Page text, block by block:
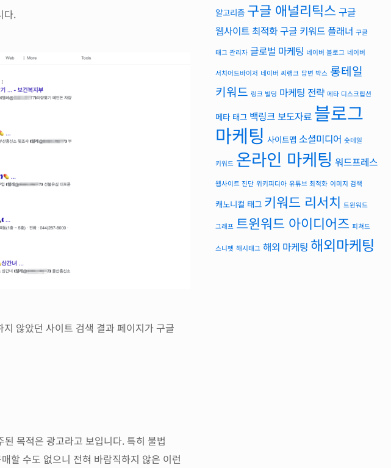
다.
않았던 사이트 검색 결과 페이지가 구글
목적은 광고라고 보입니다. 특히 불법
할 수도 없으니 전혀 바람직하지 않은 이런
알고리즘 구글 애널리틱스구글
웹사이트 최적화구글 키워드 플래너 구글
태그 관리자 글로벌 마케팅 네이버 블로그 네이버
서치어드바이저 네이버 씨랭크 답변 박스 롱테일
키워드 링크 빌딩 마케팅 전략 메타 디스크립션
메타 태그 백링크보도자료 블로그
마케팅 사이트맵 소셜미디어 숏테일
키워드 온라인 마케팅 워드프레스
웹사이트 진단 위키피디아 유튜브 최적화 이미지 검색
캐노니컬 태그 키워드 리서치 트윈워드
그래프 트윈워드 아이디어즈 피쳐드
스니펫 해시태그 해외 마케팅 해외마케팅